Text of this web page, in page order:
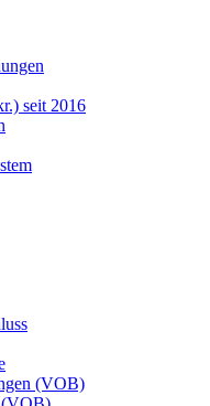
seit 2016
(VOB)